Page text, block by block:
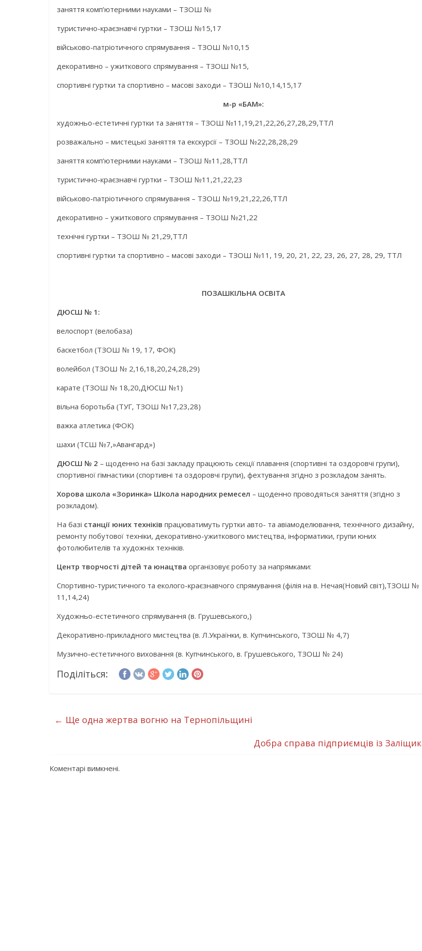
заняття комп’ютерними науками – ТЗОШ №
туристично-краєзнавчі гуртки – ТЗОШ №15,17
військово-патріотичного спрямування – ТЗОШ №10,15
декоративно – ужиткового спрямування – ТЗОШ №15,
спортивні гуртки та спортивно – масові заходи – ТЗОШ №10,14,15,17
м-р «БАМ»:
художньо-естетичні гуртки та заняття – ТЗОШ №11,19,21,22,26,27,28,29,ТТЛ
розважально – мистецькі заняття та екскурсії – ТЗОШ №22,28,28,29
заняття комп’ютерними науками – ТЗОШ №11,28,ТТЛ
туристично-краєзнавчі гуртки – ТЗОШ №11,21,22,23
військово-патріотичного спрямування – ТЗОШ №19,21,22,26,ТТЛ
декоративно – ужиткового спрямування – ТЗОШ №21,22
технічні гуртки – ТЗОШ № 21,29,ТТЛ
спортивні гуртки та спортивно – масові заходи – ТЗОШ №11, 19, 20, 21, 22, 23, 26, 27, 28, 29, ТТЛ
ПОЗАШКІЛЬНА ОСВІТА
ДЮСШ № 1:
велоспорт (велобаза)
баскетбол (ТЗОШ № 19, 17, ФОК)
волейбол (ТЗОШ № 2,16,18,20,24,28,29)
карате (ТЗОШ № 18,20,ДЮСШ №1)
вільна боротьба (ТУГ, ТЗОШ №17,23,28)
важка атлетика (ФОК)
шахи (ТСШ №7,»Авангард»)
ДЮСШ № 2 – щоденно на базі закладу працюють секції плавання (спортивні та оздоровчі групи),
спортивної гімнастики (спортивні та оздоровчі групи), фехтування згідно з розкладом занять.
Хорова школа «Зоринка» Школа народних ремесел – щоденно проводяться заняття (згідно з
розкладом).
На базі станції юних техніків працюватимуть гуртки авто- та авіамоделювання, технічного дизайну,
ремонту побутової техніки, декоративно-ужиткового мистецтва, інформатики, групи юних
фотолюбителів та художніх техніків.
Центр творчості дітей та юнацтва організовує роботу за напрямками:
Спортивно-туристичного та еколого-краєзнавчого спрямування (філія на в. Нечая(Новий світ),ТЗОШ №
11,14,24)
Художньо-естетичного спрямування (в. Грушевського,)
Декоративно-прикладного мистецтва (в. Л.Українки, в. Купчинського, ТЗОШ № 4,7)
Музично-естетичного виховання (в. Купчинського, в. Грушевського, ТЗОШ № 24)
Поділіться:
← Ще одна жертва вогню на Тернопільщині
Добра справа підприємців із Заліщик
Коментарі вимкнені.